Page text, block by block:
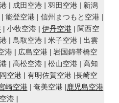
| 成田空港 | 羽田空港 | 新潟
能登空港 | 信州まつもと空港 |
| 小牧空港 | 伊丹空港 | 関西空
| 鳥取空港 | 米子空港 | 出雲
港 | 広島空港 | 岩国錦帯橋空
| 高松空港 | 松山空港 | 高知
空港 | 有明佐賀空港 |長崎空
崎空港 | 奄美空港 |鹿児島空港
港 |